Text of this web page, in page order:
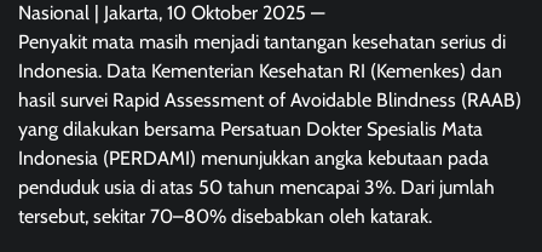
Nasional | Jakarta, 10 Oktober 2025 —
Penyakit mata masih menjadi tantangan kesehatan serius di
Indonesia. Data Kementerian Kesehatan RI (Kemenkes) dan
hasil survei Rapid Assessment of Avoidable Blindness (RAAB)
yang dilakukan bersama Persatuan Dokter Spesialis Mata
Indonesia (PERDAMI) menunjukkan angka kebutaan pada
penduduk usia di atas 50 tahun mencapai 3%. Dari jumlah
tersebut, sekitar 70–80% disebabkan oleh katarak.